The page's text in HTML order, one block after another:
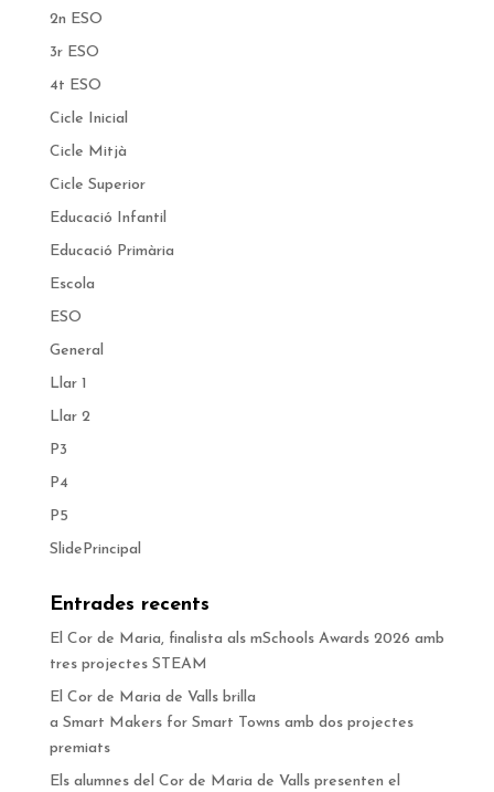
2n ESO
3r ESO
4t ESO
Cicle Inicial
Cicle Mitjà
Cicle Superior
Educació Infantil
Educació Primària
Escola
ESO
General
Llar 1
Llar 2
P3
P4
P5
SlidePrincipal
Entrades recents
El Cor de Maria, finalista als mSchools Awards 2026 amb
tres projectes STEAM
El Cor de Maria de Valls brilla
a Smart Makers for Smart Towns amb dos projectes
premiats
Els alumnes del Cor de Maria de Valls presenten el